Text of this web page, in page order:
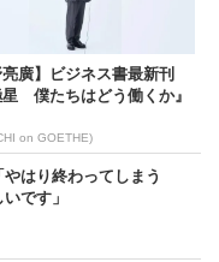
亮廣】ビジネス書最新刊
星 僕たちはどう働くか』
on GOETHE)
はり終わってしまう
です」